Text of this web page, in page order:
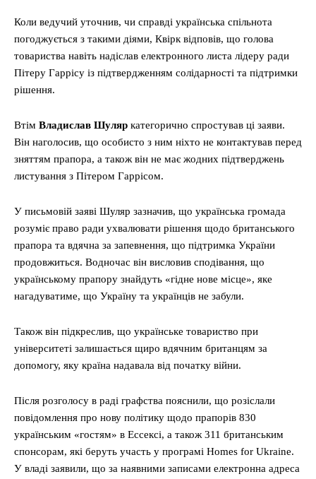
Коли ведучий уточнив, чи справді українська спільнота
погоджується з такими діями, Квірк відповів, що голова
товариства навіть надіслав електронного листа лідеру ради
Пітеру Гаррісу із підтвердженням солідарності та підтримки
рішення.
Втім Владислав Шуляр категорично спростував ці заяви.
Він наголосив, що особисто з ним ніхто не контактував перед
зняттям прапора, а також він не має жодних підтверджень
листування з Пітером Гаррісом.
У письмовій заяві Шуляр зазначив, що українська громада
розуміє право ради ухвалювати рішення щодо британського
прапора та вдячна за запевнення, що підтримка України
продовжиться. Водночас він висловив сподівання, що
українському прапору знайдуть «гідне нове місце», яке
нагадуватиме, що Україну та українців не забули.
Також він підкреслив, що українське товариство при
університеті залишається щиро вдячним британцям за
допомогу, яку країна надавала від початку війни.
Після розголосу в раді графства пояснили, що розіслали
повідомлення про нову політику щодо прапорів 830
українським «гостям» в Ессексі, а також 311 британським
спонсорам, які беруть участь у програмі Homes for Ukraine.
У владі заявили, що за наявними записами електронна адреса